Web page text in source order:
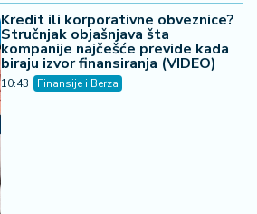
Kredit ili korporativne obveznice?
Stručnjak objašnjava šta
kompanije najčešće previde kada
biraju izvor finansiranja (VIDEO)
10:43 Finansije i Berza